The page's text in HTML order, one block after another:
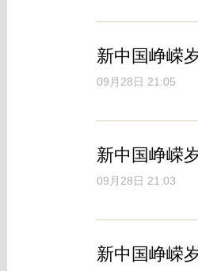
新中国峥嵘
09月28日 21:05
新中国峥嵘
09月28日 21:03
新中国峥嵘